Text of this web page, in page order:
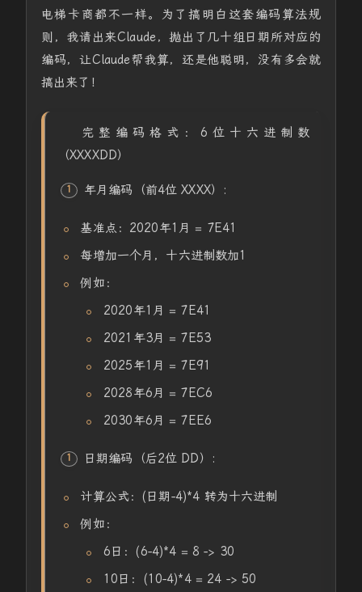
电梯卡商都不一样。为了搞明白这套编码算法规
则，我请出来Claude，抛出了几十组日期所对应的
编码，让Claude帮我算，还是他聪明，没有多会就
搞出来了！
完整编码格式：6位十六进制数
（XXXXDD）
年月编码（前4位 XXXX）:
基准点：2020年1月 = 7E41
每增加一个月，十六进制数加1
例如：
2020年1月 = 7E41
2021年3月 = 7E53
2025年1月 = 7E91
2028年6月 = 7EC6
2030年6月 = 7EE6
日期编码（后2位 DD）:
计算公式：(日期-4)*4 转为十六进制
例如：
6日：(6-4)*4 = 8 -> 30
10日：(10-4)*4 = 24 -> 50